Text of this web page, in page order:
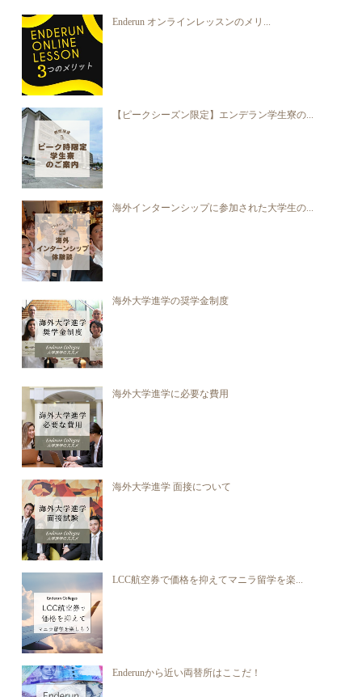
Enderun オンラインレッスンのメリ...
【ピークシーズン限定】エンデラン学生寮の...
海外インターンシップに参加された大学生の...
海外大学進学の奨学金制度
海外大学進学に必要な費用
海外大学進学 面接について
LCC航空券で価格を抑えてマニラ留学を楽...
Enderunから近い両替所はここだ！